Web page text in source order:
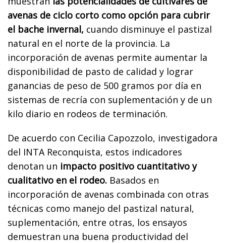
avenas de ciclo corto como opción para cubrir
el bache invernal, cuando disminuye el pastizal
natural en el norte de la provincia. La
incorporación de avenas permite aumentar la
disponibilidad de pasto de calidad y lograr
ganancias de peso de 500 gramos por día en
sistemas de recría con suplementación y de un
kilo diario en rodeos de terminación.
De acuerdo con Cecilia Capozzolo, investigadora
del INTA Reconquista, estos indicadores
denotan un impacto positivo cuantitativo y
cualitativo en el rodeo. Basados en
incorporación de avenas combinada con otras
técnicas como manejo del pastizal natural,
suplementación, entre otras, los ensayos
demuestran una buena productividad del